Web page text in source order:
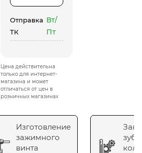
Отправка
ТК
Вт/
Пт
Цена действительна
только для интернет-
магазина и может
отличаться от цен в
розничных магазинах
Изготовление
зажимного
винта